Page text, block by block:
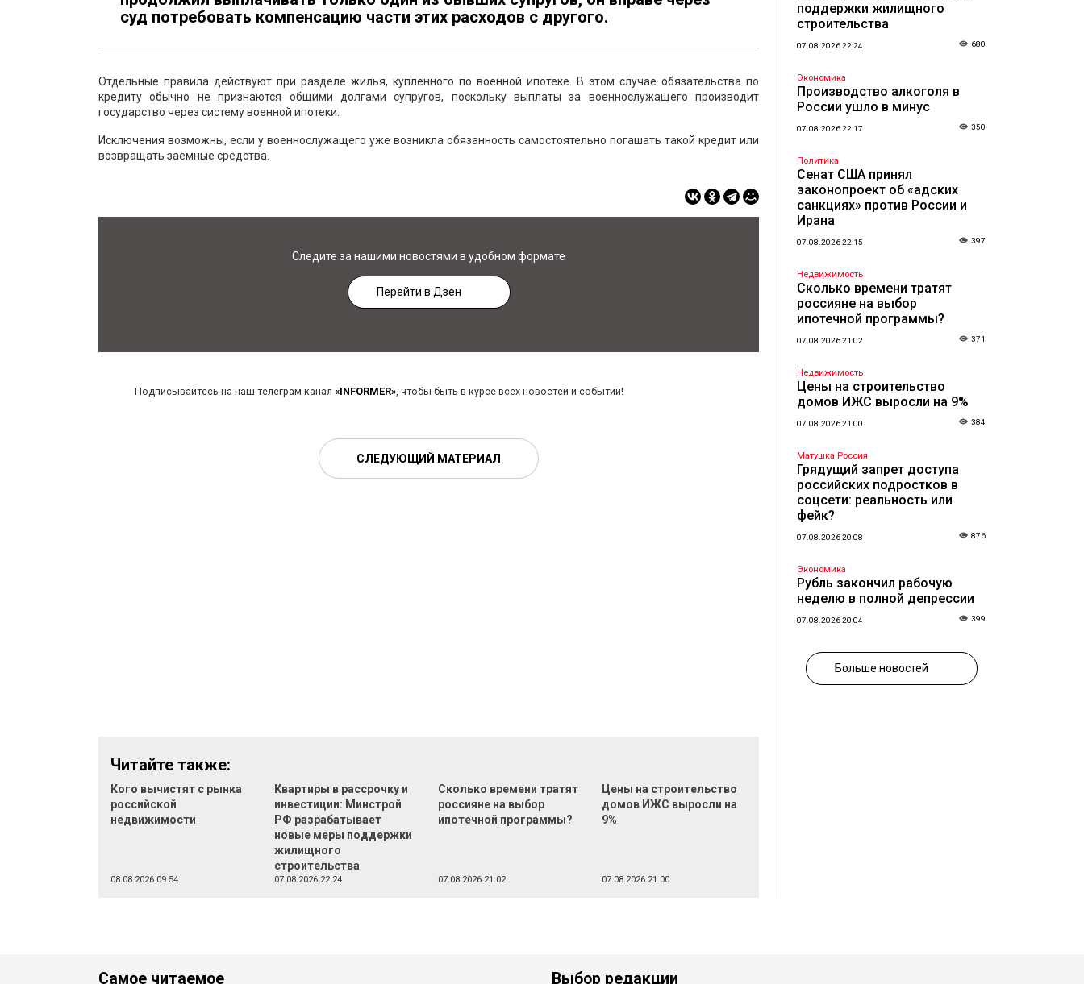
суд потребовать компенсацию части этих расходов с другого.
Отдельные правила действуют при разделе жилья, купленного по военной ипотеке. В этом случае обязательства по
кредиту обычно не признаются общими долгами супругов, поскольку выплаты за военнослужащего производит
государство через систему военной ипотеки.
Исключения возможны, если у военнослужащего уже возникла обязанность самостоятельно погашать такой кредит или
возвращать заемные средства.
Следите за нашими новостями в удобном формате
Перейти в Дзен
Подписывайтесь на наш телеграм-канал «INFORMER», чтобы быть в курсе всех новостей и событий!
СЛЕДУЮЩИЙ МАТЕРИАЛ
Читайте также:
Кого вычистят с рынка
российской
недвижимости
08.08.2026 09:54
Квартиры в рассрочку и
инвестиции: Минстрой
РФ разрабатывает
новые меры поддержки
жилищного
строительства
07.08.2026 22:24
Сколько времени тратят
россияне на выбор
ипотечной программы?
07.08.2026 21:02
Цены на строительство
домов ИЖС выросли на
9%
07.08.2026 21:00
поддержки жилищного
строительства
07.08.2026 22:24 680
Экономика
Производство алкоголя в
России ушло в минус
07.08.2026 22:17 350
Политика
Сенат США принял
законопроект об «адских
санкциях» против России и
Ирана
07.08.2026 22:15 397
Недвижимость
Сколько времени тратят
россияне на выбор
ипотечной программы?
07.08.2026 21:02 371
Недвижимость
Цены на строительство
домов ИЖС выросли на 9%
07.08.2026 21:00 384
Матушка Россия
Грядущий запрет доступа
российских подростков в
соцсети: реальность или
фейк?
07.08.2026 20:08 876
Экономика
Рубль закончил рабочую
неделю в полной депрессии
07.08.2026 20:04 399
Больше новостей
Самое читаемое Выбор редакции